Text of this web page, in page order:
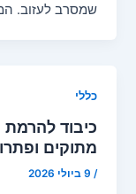
שמסרב לעזוב.
כללי
כיבוד
מתוקים
/ 9 ביולי 2026